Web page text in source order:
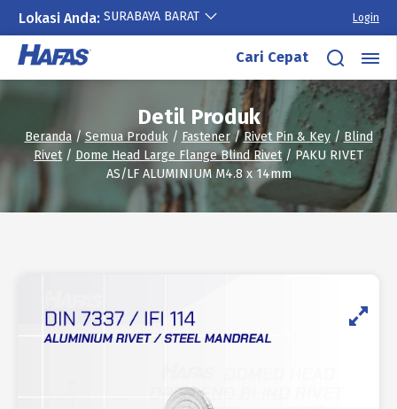
Lokasi Anda: SURABAYA BARAT Login
Lewati
konten
Cari Cepat
Detil Produk
Beranda/Semua Produk/ Fastener/Rivet Pin & Key/ Blind
Rivet/ Dome Head Large Flange Blind Rivet/ PAKU RIVET
AS/LF ALUMINIUM M4.8 x 14mm